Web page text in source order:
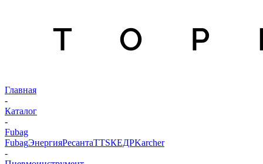
Главная
-
Каталог
-
Fubag
FubagЭнергияРесантаTTSКЕДРKarcher
-